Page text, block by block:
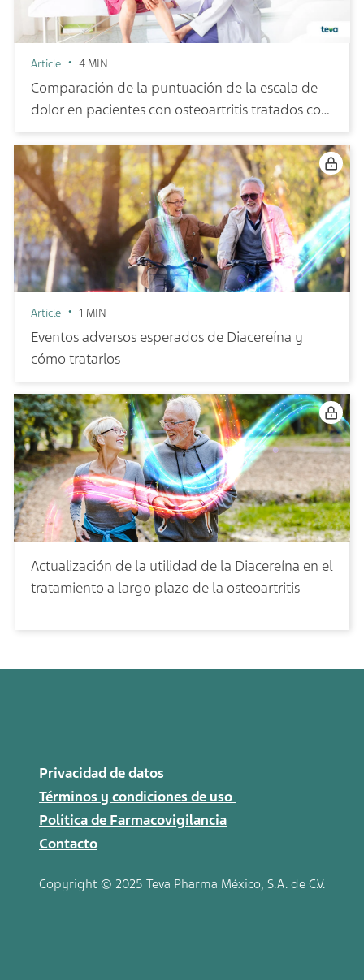
Article 4 MIN
Comparación de la puntuación de la escala de
dolor en pacientes con osteoartritis tratados con
Article 1 MIN
Eventos adversos esperados de Diacereína y
cómo tratarlos
Actualización de la utilidad de la Diacereína en el
tratamiento a largo plazo de la osteoartritis
Privacidad de datos
Términos y condiciones de uso
Política de Farmacovigilancia
Contacto
Copyright © 2025 Teva Pharma México, S.A. de C.V.